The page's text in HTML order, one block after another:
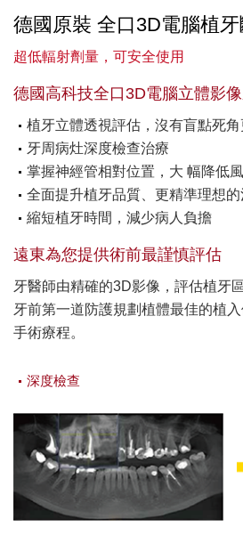
德國原裝 全口3D電腦植
超低輻射劑量，可安全使用
德國高科技全口3D電腦立體影
植牙立體透視評估，沒有盲點死角
牙周病灶深度檢查治療
掌握神經管相對位置，大 幅降低
全面提升植牙品質、更精準理想
縮短植牙時間，減少病人負擔
遠東為您提供術前最謹慎評估
牙醫師由精確的3D影像，評估植牙
牙前第一道防護規劃植體最佳的植
手術療程。
深度檢查